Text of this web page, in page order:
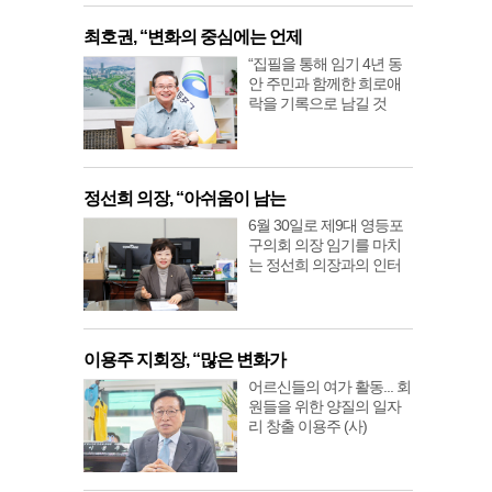
최호권, “변화의 중심에는 언제
“집필을 통해 임기 4년 동
안 주민과 함께한 희로애
락을 기록으로 남길 것
정선희 의장, “아쉬움이 남는
6월 30일로 제9대 영등포
구의회 의장 임기를 마치
는 정선희 의장과의 인터
이용주 지회장, “많은 변화가
어르신들의 여가 활동... 회
원들을 위한 양질의 일자
리 창출 이용주 (사)